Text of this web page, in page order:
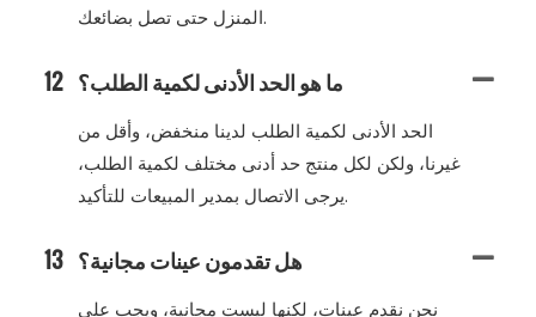
المنزل حتى تصل بضائعك.
12 ما هو الحد الأدنى لكمية الطلب؟
الحد الأدنى لكمية الطلب لدينا منخفض، وأقل من
غيرنا، ولكن لكل منتج حد أدنى مختلف لكمية الطلب،
يرجى الاتصال بمدير المبيعات للتأكيد.
13 هل تقدمون عينات مجانية؟
نحن نقدم عينات، لكنها ليست مجانية، ويجب على